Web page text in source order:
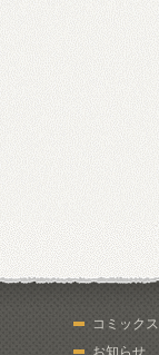
コミックス
お知らせ